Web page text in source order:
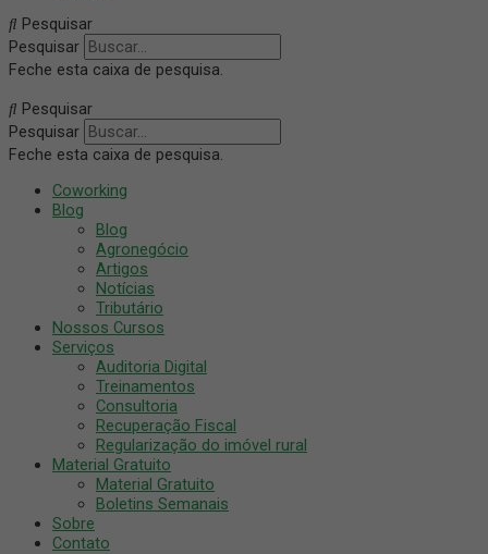
Pesquisar
Pesquisar
Feche esta caixa de pesquisa.
Pesquisar
Pesquisar
Feche esta caixa de pesquisa.
Coworking
Blog
Blog
Agronegócio
Artigos
Notícias
Tributário
Nossos Cursos
Serviços
Auditoria Digital
Treinamentos
Consultoria
Recuperação Fiscal
Regularização do imóvel rural
Material Gratuito
Material Gratuito
Boletins Semanais
Sobre
Contato